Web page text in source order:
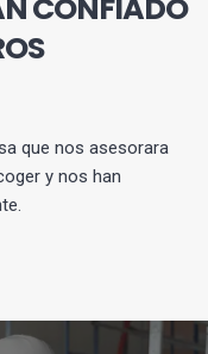
que nos asesorara
y nos han